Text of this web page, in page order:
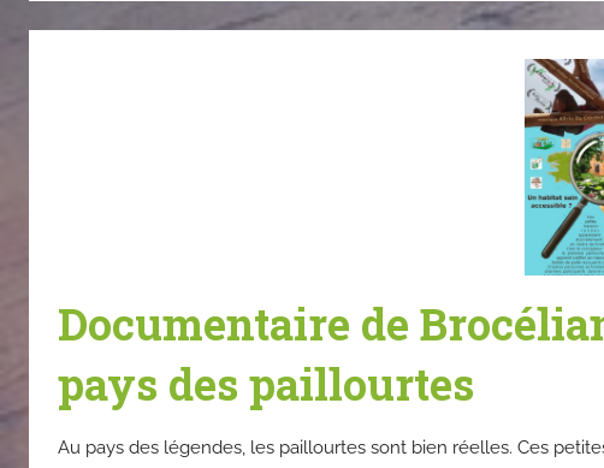
Documentaire de
pays des paillourtes
Au pays des légendes, les paillourtes sont bien réelles. Ces